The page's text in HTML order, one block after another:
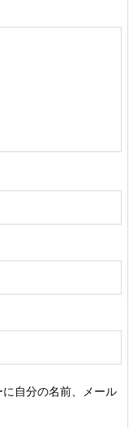
自分の名前、メール